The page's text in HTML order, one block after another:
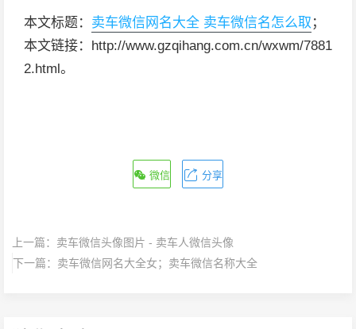
本文标题： 卖车微信网名大全 卖车微信名怎么取 ；
本文链接：http://www.gzqihang.com.cn/wxwm/7881
2.html。
微信 分享
上一篇： 卖车微信头像图片 - 卖车人微信头像
下一篇： 卖车微信网名大全女；卖车微信名称大全